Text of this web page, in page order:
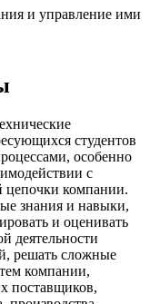
и управление ими
студентов
особенно
с
цепочки компании.
знания и навыки,
и оценивать
деятельности
решать сложные
компании,
поставщиков,